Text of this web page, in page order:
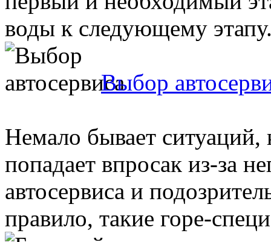
воды к следующему
Выбор
Немало бывает ситуаций,
попадает впросак из-за
автосервиса и
правило, такие горе-